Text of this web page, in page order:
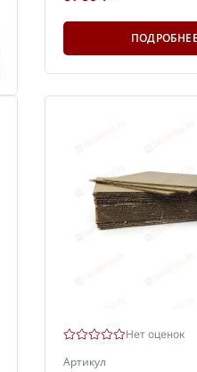
ПОДРОБНЕЕ
Нет оценок
Артикул